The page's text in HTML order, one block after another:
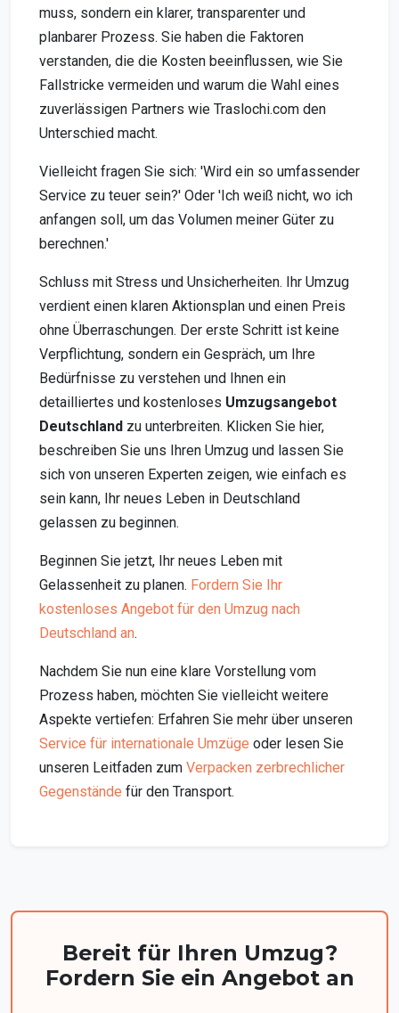
muss, sondern ein klarer, transparenter und
planbarer Prozess. Sie haben die Faktoren
verstanden, die die Kosten beeinflussen, wie Sie
Fallstricke vermeiden und warum die Wahl eines
zuverlässigen Partners wie Traslochi.com den
Unterschied macht.
Vielleicht fragen Sie sich: 'Wird ein so umfassender
Service zu teuer sein?' Oder 'Ich weiß nicht, wo ich
anfangen soll, um das Volumen meiner Güter zu
berechnen.'
Schluss mit Stress und Unsicherheiten. Ihr Umzug
verdient einen klaren Aktionsplan und einen Preis
ohne Überraschungen. Der erste Schritt ist keine
Verpflichtung, sondern ein Gespräch, um Ihre
Bedürfnisse zu verstehen und Ihnen ein
detailliertes und kostenloses Umzugsangebot
Deutschland zu unterbreiten. Klicken Sie hier,
beschreiben Sie uns Ihren Umzug und lassen Sie
sich von unseren Experten zeigen, wie einfach es
sein kann, Ihr neues Leben in Deutschland
gelassen zu beginnen.
Beginnen Sie jetzt, Ihr neues Leben mit
Gelassenheit zu planen. Fordern Sie Ihr
kostenloses Angebot für den Umzug nach
Deutschland an.
Nachdem Sie nun eine klare Vorstellung vom
Prozess haben, möchten Sie vielleicht weitere
Aspekte vertiefen: Erfahren Sie mehr über unseren
Service für internationale Umzüge oder lesen Sie
unseren Leitfaden zum Verpacken zerbrechlicher
Gegenstände für den Transport.
Bereit für Ihren Umzug?
Fordern Sie ein Angebot an